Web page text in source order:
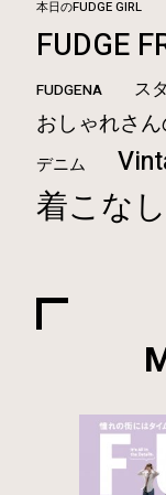
本日のFUDGE GIRL
FUDGE
FUDGENA ス
おしゃれさ
デニム
着こなし